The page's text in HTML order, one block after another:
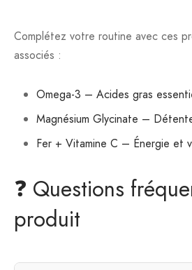
Complétez votre routine avec ces
associés :
Omega-3 – Acides gras
Magnésium Glycinate –
Fer + Vitamine C – Énergie et
❓ Questions
produit